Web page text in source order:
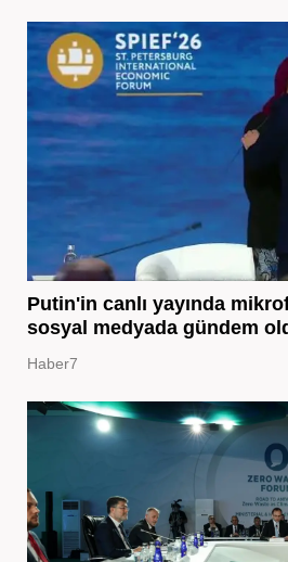
Putin'in canlı yayında
sosyal medyada gündem
Haber7